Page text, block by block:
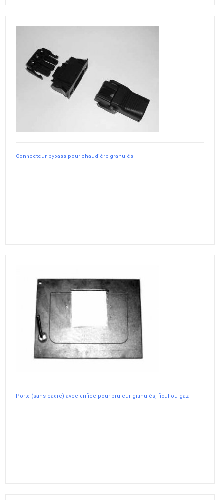
Connecteur bypass pour chaudière granulés
Porte (sans cadre) avec orifice pour bruleur granulés, fioul ou gaz